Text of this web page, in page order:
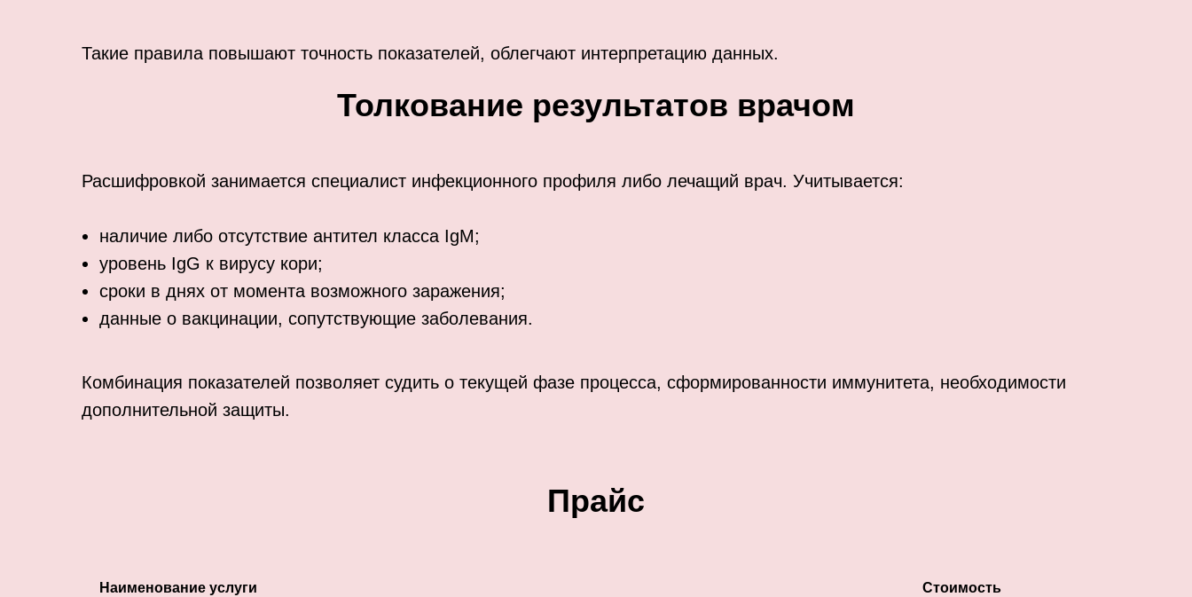
Такие правила повышают точность показателей, облегчают интерпретацию данных.
Толкование результатов врачом
Расшифровкой занимается специалист инфекционного профиля либо лечащий врач. Учитывается:
наличие либо отсутствие антител класса IgM;
уровень IgG к вирусу кори;
сроки в днях от момента возможного заражения;
данные о вакцинации, сопутствующие заболевания.
Комбинация показателей позволяет судить о текущей фазе процесса, сформированности иммунитета, необходимости
дополнительной защиты.
Прайс
Наименование услуги Стоимость